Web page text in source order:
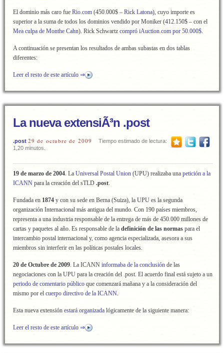
El dominio más caro fue Rio.com (450.000$ – Rick Latona), cuyo importe es
superior a la suma de todos los dominios vendido por Moniker (412.150$ – con el
Mea culpa de Monthe Cahn). Rick Schwartz compró iAuction.com por 50.000$.
A continuación se presentan los resultados de ambas subastas en dos tablas
diferentes:
Leer el resto de este artículo ⇒
La nueva extensiÃ³n .post
.post 29 de octubre de 2009
Tiempo estimado de lectura:
1,20 minutos.
19 de marzo de 2004. La Universal Postal Union (UPU) realizaba una petición a la
ICANN para la creación del sTLD .post.
Fundada en 1874 y con su sede en Berna (Suiza), la UPU es la segunda
organización Internacional más antigua del mundo. Con 190 países miembros,
representa a una industria responsable de la entrega de más de 450.000 millones de
cartas y paquetes al año. Es responsable de la definición de las normas para el
intercambio postal internacional y, como agencia especializada, asesora a sus
miembros sin interferir en las políticas postales locales.
20 de Octubre de 2009. La ICANN informaba de la conclusión de las
negociaciones con la UPU para la creación del .post. El acuerdo final está sujeto a un
periodo de comentario público que comenzará mañana y a la consideración del
mismo por el cuerpo directivo de la ICANN.
Esta nueva extensión estará organizada lógicamente de la siguiente manera:
Leer el resto de este artículo ⇒